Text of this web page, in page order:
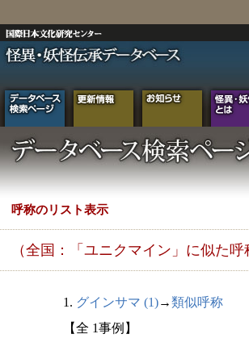
呼称のリスト表示
（全国：「ユニクマイン」に似た呼
1. グインサマ (1)→類似呼称
【全 1事例】